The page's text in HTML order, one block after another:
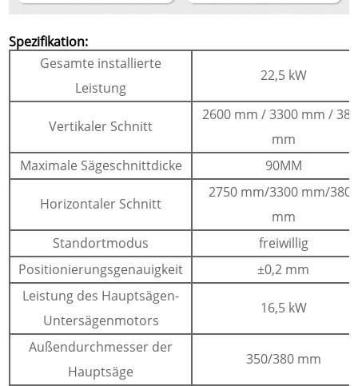
Spezifikation:
Gesamte installierte
Leistung
22,5 kW
Vertikaler Schnitt
2600 mm / 3300 mm /
mm
Maximale Sägeschnittdicke
90MM
Horizontaler Schnitt
2750 mm/3300 mm/3800
mm
Standortmodus
freiwillig
Positionierungsgenauigkeit
±0,2 mm
Leistung des Hauptsägen-
Untersägenmotors
16,5 kW
Außendurchmesser der
Hauptsäge
350/380 mm